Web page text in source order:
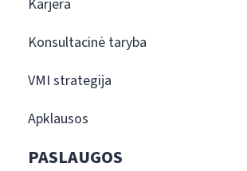
Karjera
Konsultacinė taryba
VMI strategija
Apklausos
PASLAUGOS